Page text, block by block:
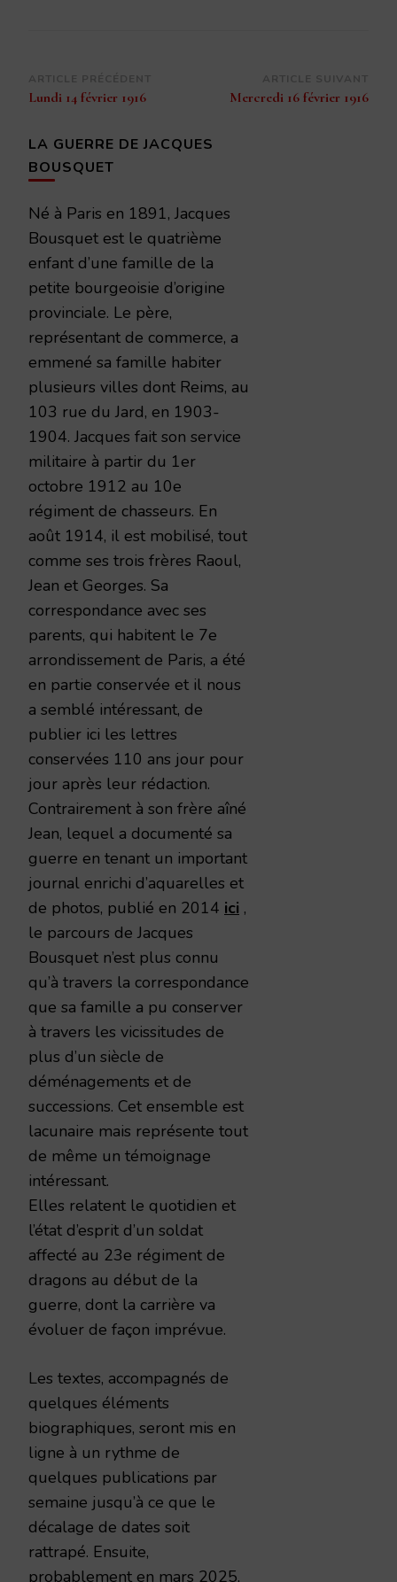
Navigation
d’article
Lundi 14 février 1916 Mercredi 16 février 1916
LA GUERRE DE JACQUES
BOUSQUET
Né à Paris en 1891, Jacques
Bousquet est le quatrième
enfant d’une famille de la
petite bourgeoisie d’origine
provinciale. Le père,
représentant de commerce, a
emmené sa famille habiter
plusieurs villes dont Reims, au
103 rue du Jard, en 1903-
1904. Jacques fait son service
militaire à partir du 1er
octobre 1912 au 10e
régiment de chasseurs. En
août 1914, il est mobilisé, tout
comme ses trois frères Raoul,
Jean et Georges. Sa
correspondance avec ses
parents, qui habitent le 7e
arrondissement de Paris, a été
en partie conservée et il nous
a semblé intéressant, de
publier ici les lettres
conservées 110 ans jour pour
jour après leur rédaction.
Contrairement à son frère aîné
Jean, lequel a documenté sa
guerre en tenant un important
journal enrichi d’aquarelles et
de photos, publié en 2014 ici ,
le parcours de Jacques
Bousquet n’est plus connu
qu’à travers la correspondance
que sa famille a pu conserver
à travers les vicissitudes de
plus d’un siècle de
déménagements et de
successions. Cet ensemble est
lacunaire mais représente tout
de même un témoignage
intéressant.
Elles relatent le quotidien et
l’état d’esprit d’un soldat
affecté au 23e régiment de
dragons au début de la
guerre, dont la carrière va
évoluer de façon imprévue.
Les textes, accompagnés de
quelques éléments
biographiques, seront mis en
ligne à un rythme de
quelques publications par
semaine jusqu’à ce que le
décalage de dates soit
rattrapé. Ensuite,
probablement en mars 2025,